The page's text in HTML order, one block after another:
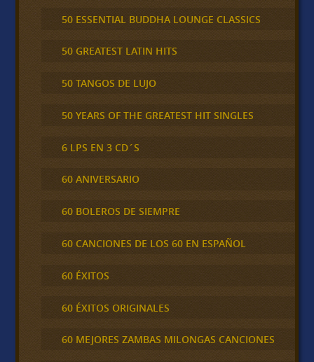
50 ESSENTIAL BUDDHA LOUNGE CLASSICS
50 GREATEST LATIN HITS
50 TANGOS DE LUJO
50 YEARS OF THE GREATEST HIT SINGLES
6 LPS EN 3 CD´S
60 ANIVERSARIO
60 BOLEROS DE SIEMPRE
60 CANCIONES DE LOS 60 EN ESPAÑOL
60 ÉXITOS
60 ÉXITOS ORIGINALES
60 MEJORES ZAMBAS MILONGAS CANCIONES